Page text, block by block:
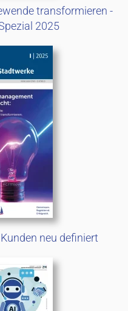
transformieren -
2025
neu definiert